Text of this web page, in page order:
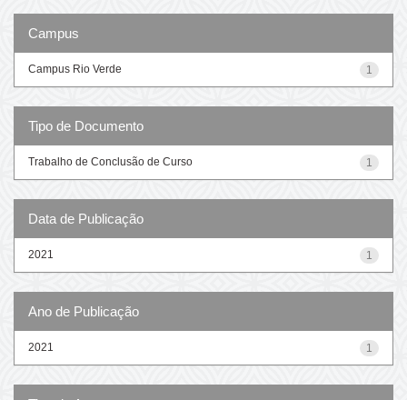
Campus
1
Campus Rio Verde
Tipo de Documento
1
Trabalho de Conclusão de Curso
Data de Publicação
1
2021
Ano de Publicação
1
2021